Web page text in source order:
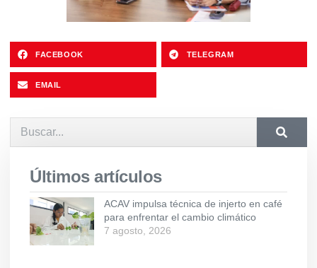
FACEBOOK TELEGRAM
EMAIL
Últimos artículos
ACAV impulsa técnica de injerto en café
para enfrentar el cambio climático
7 agosto, 2026